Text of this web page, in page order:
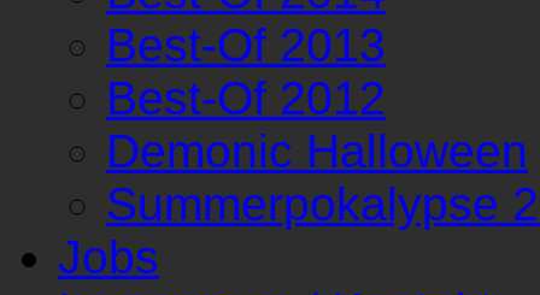
Best-Of 2013
Best-Of 2012
Demonic Halloween
Summerpokalypse
Jobs